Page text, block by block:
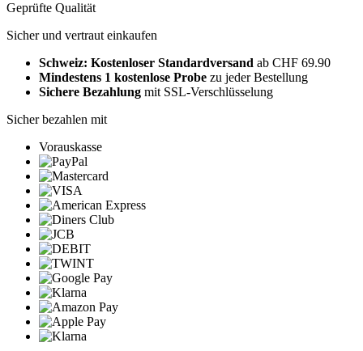
Geprüfte Qualität
Sicher und vertraut einkaufen
Schweiz: Kostenloser Standardversand ab CHF 69.90
Mindestens 1 kostenlose Probe zu jeder Bestellung
Sichere Bezahlung mit SSL-Verschlüsselung
Sicher bezahlen mit
Vorauskasse